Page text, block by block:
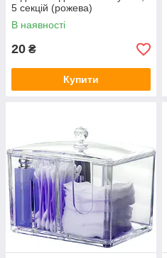
5 секцій (рожева)
В наявності
20 ₴
Купити